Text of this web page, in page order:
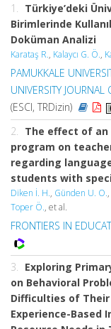
1.
Türkiye’deki
Birimlerinde
Doküman Analizi
Karataş R., Kalaycı G. Ö.,
PAMUKKALE
UNIVERSITY
(ESCI, TRDizin)
2.
The effect of
program on
regarding
students with
Diken İ. H., Günden U. O.,
Toper Ö., et al.
FRONTIERS IN
3.
Exploring
on Behavioral
Difficulties of Their
Experience-Based